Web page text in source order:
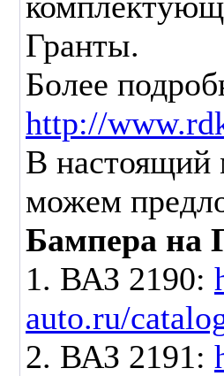
Гранты.
Более
http://
В настоящий
можем
Бампера на
1. ВАЗ 2190:
auto.ru/
2. ВАЗ 2191: